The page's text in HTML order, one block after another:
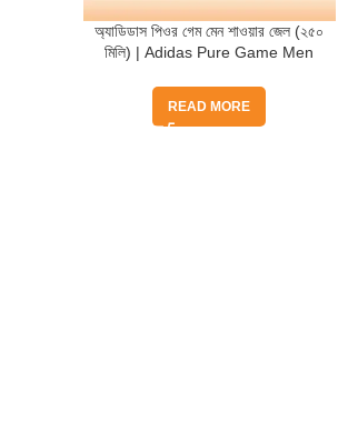
অ্যাডিডাস পিওর গেম মেন শাওয়ার জেল (২৫০
মিলি) | Adidas Pure Game Men
READ MORE